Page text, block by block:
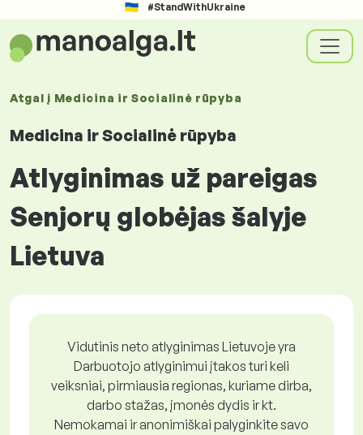
#StandWithUkraine
Atgal į Medicina ir Socialinė rūpyba
Medicina ir Socialinė rūpyba
Atlyginimas už pareigas
Senjorų globėjas šalyje
Lietuva
Vidutinis neto atlyginimas Lietuvoje yra
Darbuotojo atlyginimui įtakos turi keli
veiksniai, pirmiausia regionas, kuriame dirba,
darbo stažas, įmonės dydis ir kt.
Nemokamai ir anonimiškai palyginkite savo